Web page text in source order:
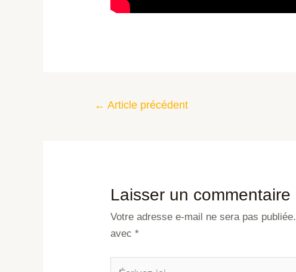
← Article précédent
Laisser un commentaire
Votre adresse e-mail ne sera pas publiée.
avec*